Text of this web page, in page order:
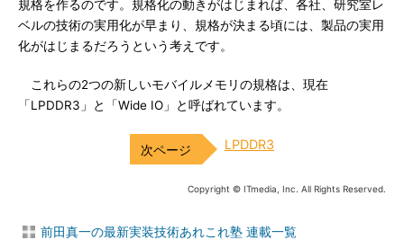
規格を作るのです。規格化の動きがはじまれば、各社、研究室レ
ベルの技術の実用化が早まり、規格が決まる頃には、製品の実用
化がはじまるだろうという考えです。
これらの2つの新しいモバイルメモリの規格は、現在
「LPDDR3」と「Wide IO」と呼ばれています。
LPDDR3
Copyright © ITmedia, Inc. All Rights Reserved.
前田真一の最新実装技術あれこれ塾 連載一覧